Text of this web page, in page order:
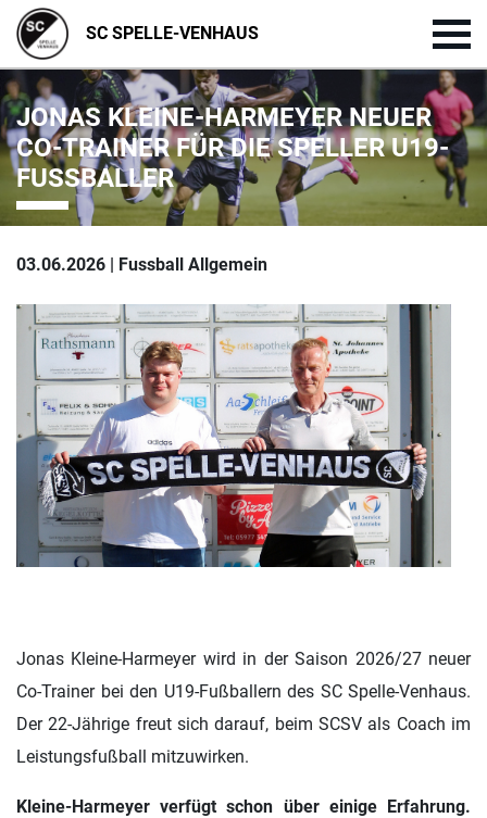
SC SPELLE-VENHAUS
JONAS KLEINE-HARMEYER NEUER
CO-TRAINER FÜR DIE SPELLER U19-
FUSSBALLER
03.06.2026 | Fussball Allgemein
Jonas Kleine-Harmeyer wird in der Saison 2026/27 neuer
Co-Trainer bei den U19-Fußballern des SC Spelle-Venhaus.
Der 22-Jährige freut sich darauf, beim SCSV als Coach im
Leistungsfußball mitzuwirken.
Kleine-Harmeyer verfügt schon über einige Erfahrung.